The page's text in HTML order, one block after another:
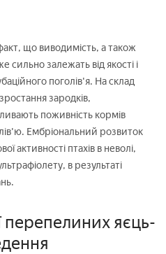
що виводимість, а також
сильно залежать від якості і
поголів'я. На склад
зародків,
поживність кормів
Ембріональний розвиток
активності птахів в неволі,
в результаті
перепелиних яєць-